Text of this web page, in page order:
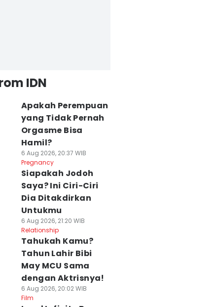
IDN
Apakah Perempuan
yang Tidak Pernah
Orgasme Bisa
Hamil?
6 Aug 2026, 20:37 WIB
Pregnancy
Siapakah Jodoh
Saya? Ini Ciri-Ciri
Dia Ditakdirkan
Untukmu
6 Aug 2026, 21:20 WIB
Relationship
Tahukah Kamu?
Tahun Lahir Bibi
May MCU Sama
dengan Aktrisnya!
6 Aug 2026, 20:02 WIB
Film